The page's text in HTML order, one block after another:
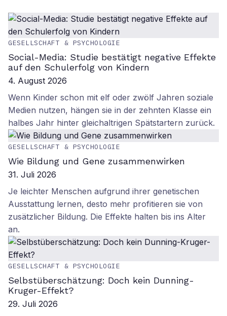
GESELLSCHAFT & PSYCHOLOGIE
Social-Media: Studie bestätigt negative Effekte
auf den Schulerfolg von Kindern
4. August 2026
Wenn Kinder schon mit elf oder zwölf Jahren soziale
Medien nutzen, hängen sie in der zehnten Klasse ein
halbes Jahr hinter gleichaltrigen Spätstartern zurück.
GESELLSCHAFT & PSYCHOLOGIE
Wie Bildung und Gene zusammenwirken
31. Juli 2026
Je leichter Menschen aufgrund ihrer genetischen
Ausstattung lernen, desto mehr profitieren sie von
zusätzlicher Bildung. Die Effekte halten bis ins Alter
an.
GESELLSCHAFT & PSYCHOLOGIE
Selbstüberschätzung: Doch kein Dunning-
Kruger-Effekt?
29. Juli 2026